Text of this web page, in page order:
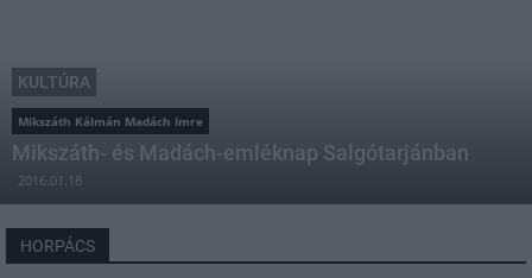
KULTÚRA
Mikszáth Kálmán Madách Imre
Mikszáth- és Madách-emléknap Salgótarjánban
2016.01.18
HORPÁCS